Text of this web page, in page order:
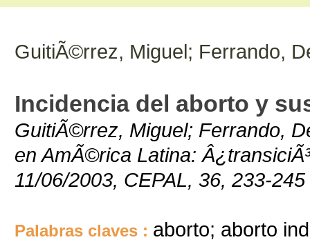
GuitiÃ©rrez, Miguel; Ferrando,
Incidencia del aborto y
GuitiÃ©rrez, Miguel; Ferrando,
en AmÃ©rica Latina:
11/06/2003, CEPAL, 36, 233-245
Palabras claves : aborto; aborto